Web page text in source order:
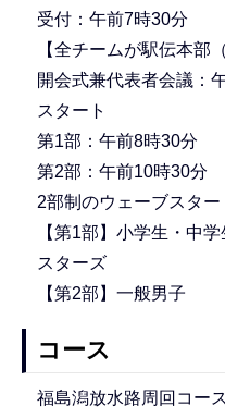
受付：午前7時30分
【全チームが駅伝本部
開会式兼代表者会議：
スタート
第1部：午前8時30分
第2部：午前10時30分
2部制のウェーブスタ
【第1部】小学生・中
スターズ
【第2部】一般男子
コース
福島潟放水路周回コー